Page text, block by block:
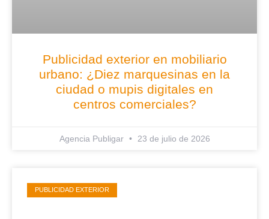
Publicidad exterior en mobiliario
urbano: ¿Diez marquesinas en la
ciudad o mupis digitales en
centros comerciales?
Agencia Publigar 23 de julio de 2026
PUBLICIDAD EXTERIOR